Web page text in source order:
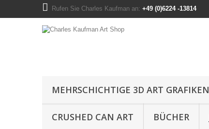
Rufen Sie Charles Kaufman an: +49 (0)6224 -13814
MEHRSCHICHTIGE 3D ART GRAFIKEN
CRUSHED CAN ART BÜCHER